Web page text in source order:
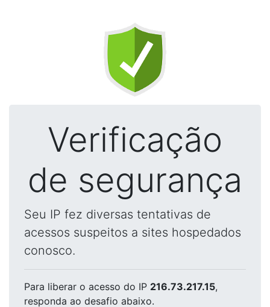
Verificação
de segurança
Seu IP fez diversas tentativas de
acessos suspeitos a sites hospedados
conosco.
Para liberar o acesso do IP 216.73.217.15,
responda ao desafio abaixo.